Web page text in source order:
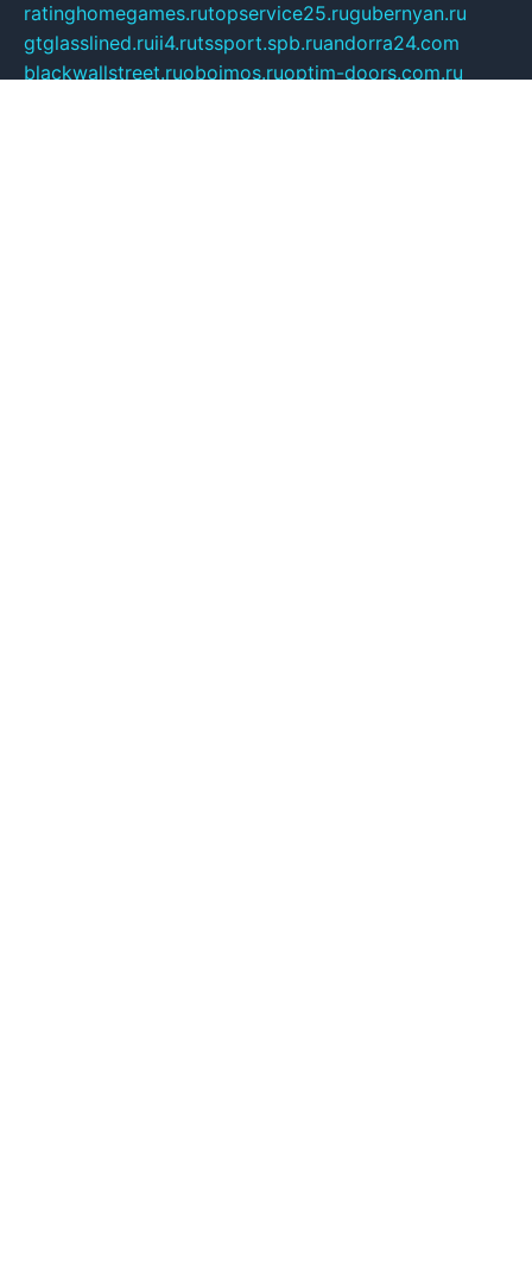
ratinghomegames.rutopservice25.rugubernyan.ru
gtglasslined.ruii4.rutssport.spb.ruandorra24.com
blackwallstreet.ruoboimos.ruoptim-doors.com.ru